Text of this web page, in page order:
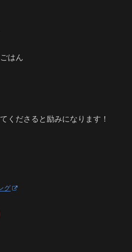
はん
くださると励みになります！
グ